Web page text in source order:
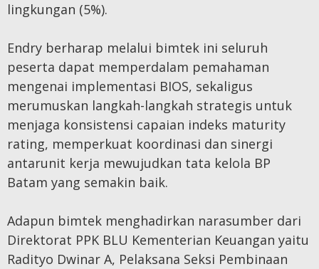
lingkungan (5%).
Endry berharap melalui bimtek ini seluruh
peserta dapat memperdalam pemahaman
mengenai implementasi BIOS, sekaligus
merumuskan langkah-langkah strategis untuk
menjaga konsistensi capaian indeks maturity
rating, memperkuat koordinasi dan sinergi
antarunit kerja mewujudkan tata kelola BP
Batam yang semakin baik.
Adapun bimtek menghadirkan narasumber dari
Direktorat PPK BLU Kementerian Keuangan yaitu
Radityo Dwinar A, Pelaksana Seksi Pembinaan